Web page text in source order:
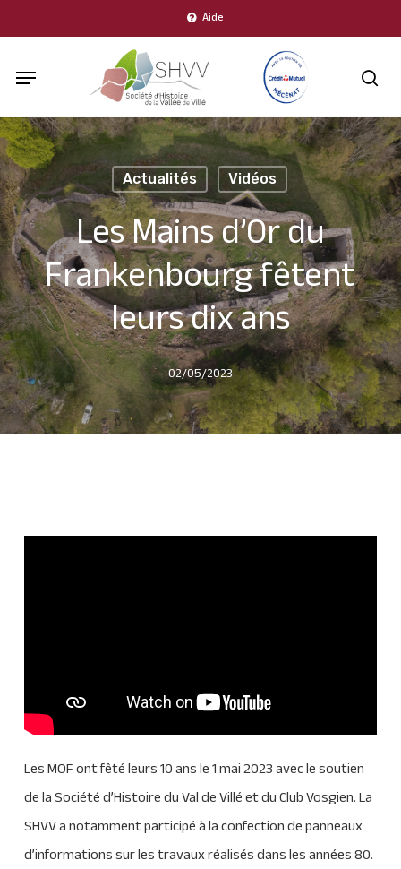
to
main
Aide
Menu
Actualités Vidéos
Les Mains d’Or du
Frankenbourg fêtent
leurs dix ans
02/05/2023
Les MOF ont fêté leurs 10 ans le 1 mai 2023 avec le soutien
de la Société d’Histoire du Val de Villé et du Club Vosgien. La
SHVV a notamment participé à la confection de panneaux
d’informations sur les travaux réalisés dans les années 80.